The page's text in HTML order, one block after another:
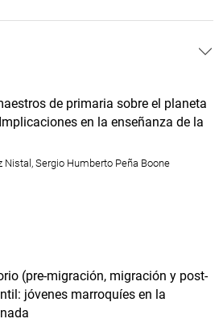
de primaria sobre el planeta
en la enseñanza de la
Nistal, Sergio Humberto Peña Boone
(pre-migración, migración y post-
jóvenes marroquíes en la